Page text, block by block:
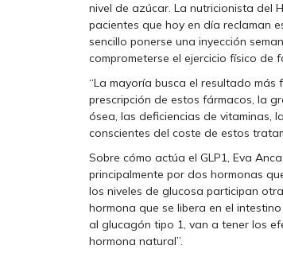
nivel de azúcar. La nutricionista del
pacientes que hoy en día reclaman
sencillo ponerse una inyección
comprometerse el ejercicio físico de
“La mayoría busca el resultado
prescripción de estos fármacos, la
ósea, las deficiencias de vitaminas,
conscientes del coste de estos
Sobre cómo actúa el GLP1, Eva
principalmente por dos hormonas
los niveles de glucosa participan
hormona que se libera en el
al glucagón tipo 1, van a tener los
hormona natural”.